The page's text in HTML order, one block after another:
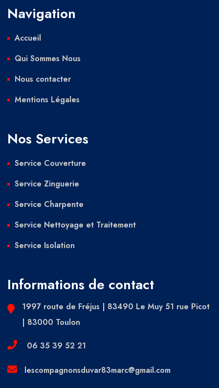
Navigation
Accueil
Qui Sommes Nous
Nous contacter
Mentions Légales
Nos Services
Service Couverture
Service Zinguerie
Service Charpente
Service Nettoyage et Traitement
Service Isolation
Informations de contact
1997 route de Fréjus | 83490 Le Muy 51 rue Picot
| 83000 Toulon
06 35 39 52 21
lescompagnonsduvar83marc@gmail.com